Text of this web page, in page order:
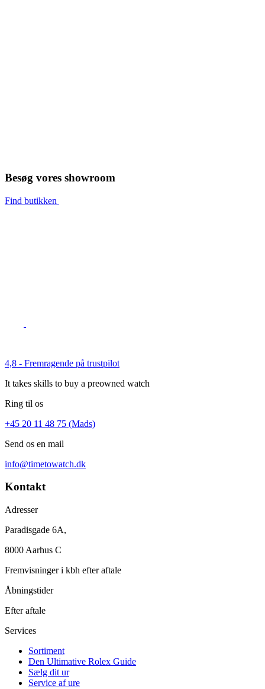
Besøg vores showroom
Find butikken
4,8 - Fremragende på trustpilot
It takes skills to buy a preowned watch
Ring til os
+45 20 11 48 75 (Mads)
Send os en mail
info@timetowatch.dk
Kontakt
Adresser
Paradisgade 6A,
8000 Aarhus C
Fremvisninger i kbh efter aftale
Åbningstider
Efter aftale
Services
Sortiment
Den Ultimative Rolex Guide
Sælg dit ur
Service af ure